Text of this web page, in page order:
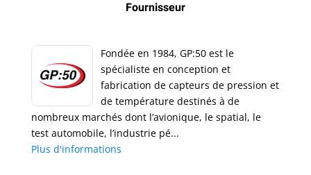
Fournisseur
Fondée en 1984, GP:50 est le
spécialiste en conception et
fabrication de capteurs de pression et
de température destinés à de
nombreux marchés dont l’avionique, le spatial, le
test automobile, l’industrie pé...
Plus d'informations